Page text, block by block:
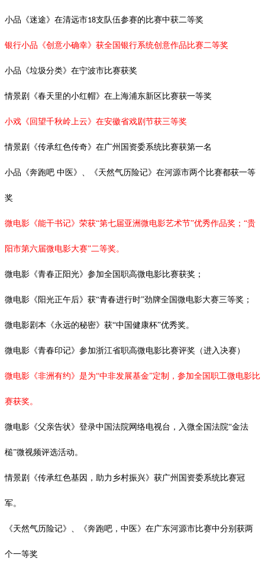
小品《迷途》在清远市18支队伍参赛的比赛中获二等奖
银行小品《创意小确幸》获全国银行系统创意作品比赛二等奖
小品《垃圾分类》在宁波市比赛获奖
情景剧《春天里的小红帽》在上海浦东新区比赛获一等奖
小戏《回望千秋岭上云》在安徽省戏剧节获三等奖
情景剧《传承红色传奇》在广州国资委系统比赛获第一名
小品《奔跑吧 中医》、《天然气历险记》在河源市两个比赛都获一等
奖
微电影《能干书记》荣获“第七届亚洲微电影艺术节”优秀作品奖；“贵
阳市第六届微电影大赛”二等奖。
微电影《青春正阳光》参加全国职高微电影比赛获奖；
微电影《阳光正午后》获“青春进行时”劲牌全国微电影大赛三等奖；
微电影剧本《永远的秘密》获“中国健康杯”优秀奖。
微电影《青春印记》参加浙江省职高微电影比赛评奖（进入决赛）
微电影《非洲有约》是为“中非发展基金”定制，参加全国职工微电影比
赛获奖。
微电影《父亲告状》登录中国法院网络电视台，入微全国法院“金法
槌”微视频评选活动。
情景剧《传承红色基因，助力乡村振兴》获广州国资委系统比赛冠
军。
《天然气历险记》、《奔跑吧，中医》在广东河源市比赛中分别获两
个一等奖